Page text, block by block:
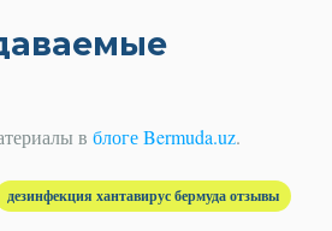
в блоге Bermuda.uz.
дезинфекция хантавирус бермуда отзывы